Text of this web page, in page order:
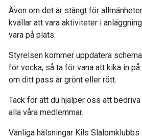
Även om det är stängt för
kvällar att vara aktiviteter i
vara på plats.
Styrelsen kommer uppdatera
för vecka, så ta för vana att kika in
om ditt pass är grönt eller rött.
Tack för att du hjälper oss att
alla våra medlemmar.
Vänliga hälsningar Kils